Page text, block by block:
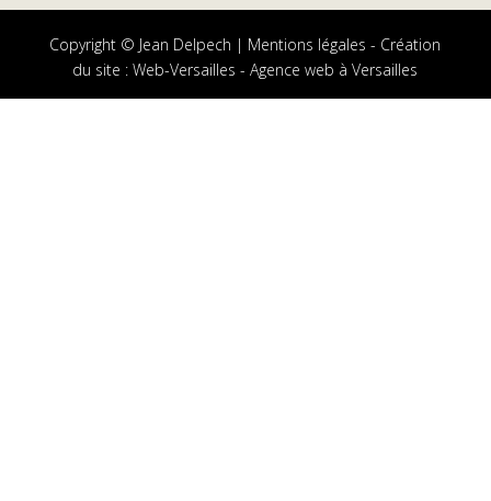
Copyright © Jean Delpech | Mentions légales - Création
du site :Web-Versailles - Agence web à Versailles